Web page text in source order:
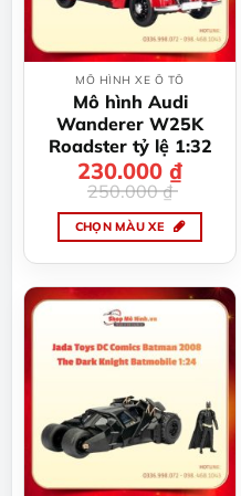
MÔ HÌNH XE Ô TÔ
Mô hình Audi
Wanderer W25K
Roadster tỷ lệ 1:32
250.000₫
Giá
gốc
là:
250.000 ₫.
230.000 ₫
Giá
hiện
tại
là:
230.000 ₫.
CHỌN MÀU XE
này
có
nhiều
biến
thể.
Các
tùy
có